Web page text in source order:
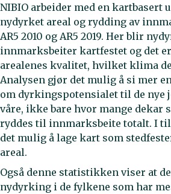
NIBIO arbeider med en kartbasert
nydyrket areal og rydding av
AR5 2010 og AR5 2019. Her blir
innmarksbeiter kartfestet og det
arealenes kvalitet, hvilket klima
Analysen gjør det mulig å si mer
om dyrkingspotensialet til de nye
våre, ikke bare hvor mange dekar
ryddes til innmarksbeite totalt. I
det mulig å lage kart som
areal.
Også denne statistikken viser at
nydyrking i de fylkene som har